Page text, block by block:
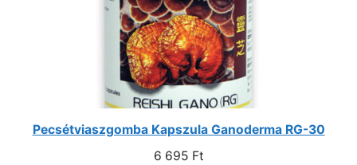
Pecsétviaszgomba Kapszula Ganoderma RG-30
6 695 Ft